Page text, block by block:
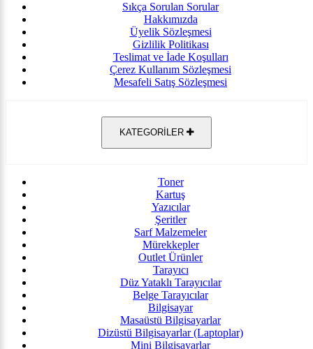
Sıkça Sorulan Sorular
Hakkımızda
Üyelik Sözleşmesi
Gizlilik Politikası
Teslimat ve İade Koşulları
Çerez Kullanım Sözleşmesi
Mesafeli Satış Sözleşmesi
KATEGORİLER
Toner
Kartuş
Yazıcılar
Şeritler
Sarf Malzemeler
Mürekkepler
Outlet Ürünler
Tarayıcı
Düz Yataklı Tarayıcılar
Belge Tarayıcılar
Bilgisayar
Masaüstü Bilgisayarlar
Dizüstü Bilgisayarlar (Laptoplar)
Mini Bilgisayarlar